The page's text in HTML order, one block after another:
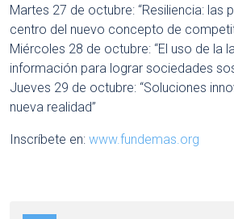
Martes 27 de octubre: “Resiliencia: las
centro del nuevo concepto de
Miércoles 28 de octubre: “El uso de la
información para lograr sociedades
Jueves 29 de octubre: “Soluciones
nueva realidad”
Inscríbete en: www.fundemas.org